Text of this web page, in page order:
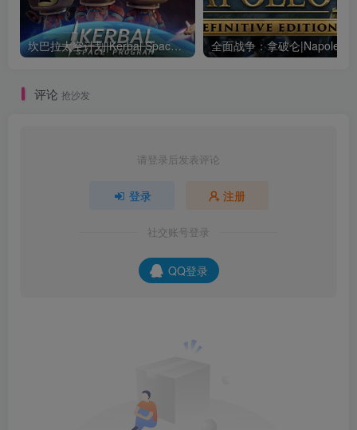
坎巴拉太空计划|Kerbal Space Program|1.12.5.3190|整合全DLC
评论 抢沙发
请登录后发表评论
登录 注册
社交账号登录
QQ登录